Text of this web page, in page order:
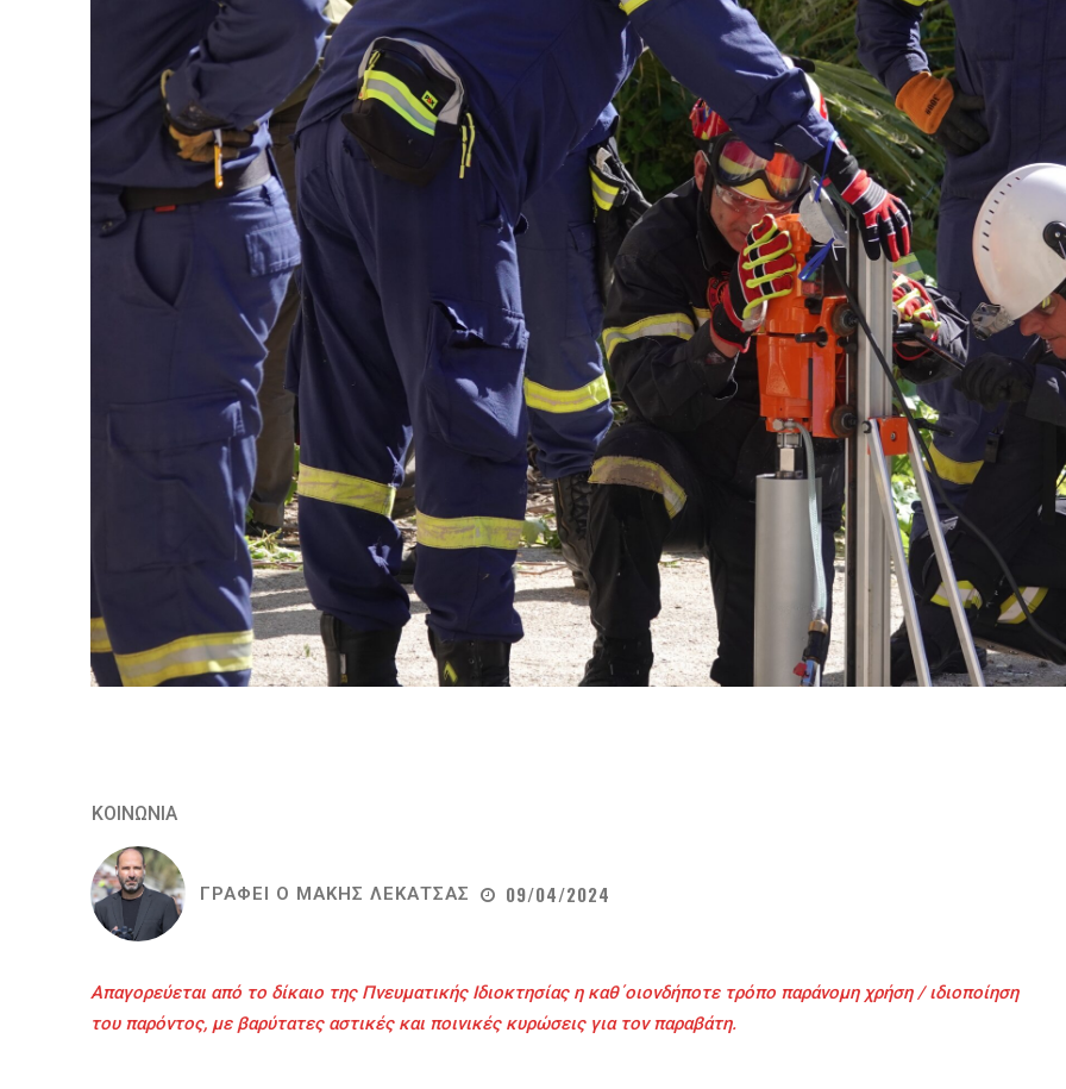
ΚΟΙΝΩΝΙΑ
ΓΡΑΦΕΙ Ο ΜΑΚΗΣ ΛΕΚΑΤΣΑΣ 09/04/2024
Απαγορεύεται από το δίκαιο της Πνευματικής Ιδιοκτησίας η καθ΄οιονδήποτε τρόπο παράνομη χρήση / ιδιοποίηση
του παρόντος, με βαρύτατες αστικές και ποινικές κυρώσεις για τον παραβάτη.